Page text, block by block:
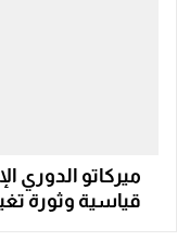
قياسية وثورة